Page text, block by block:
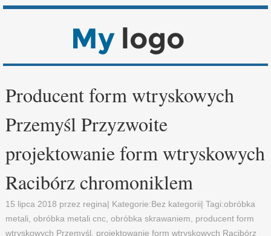
Producent form wtryskowych
Przemyśl Przyzwoite
projektowanie form wtryskowych
Racibórz chromoniklem
15 lipca 2018 przez regina| Kategorie:Bez kategorii| Tagi:obróbka
metali ,obróbka metali cnc ,obróbka skrawaniem
producent form
wtryskowych Przemyśl
projektowanie form wtryskowych Racibórz